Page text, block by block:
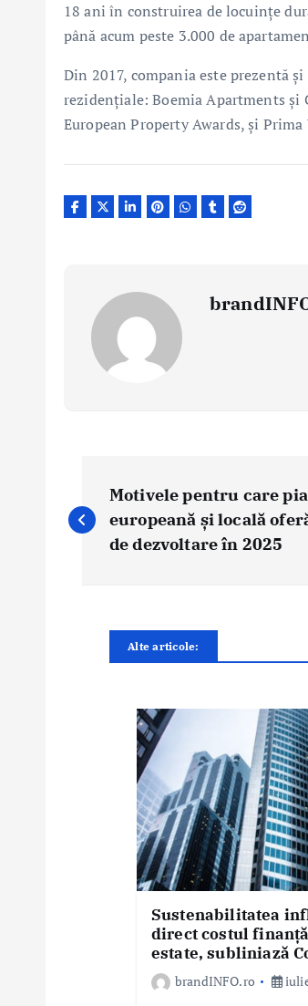
18 ani în construirea de locuințe
până acum peste 3.000 de
Din 2017, compania este prezentă
rezidențiale: Boemia Apartments
European Property Awards, și
v
Motivele pentru care
europeană și locală
de dezvoltare în 2025
Alte articole:
Sustenabilitatea
direct costul
estate, subliniază
brandINFO.ro